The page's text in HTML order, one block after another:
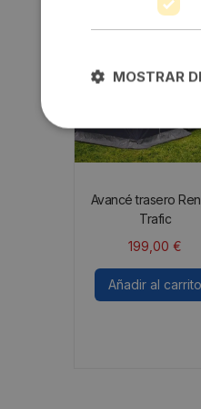
Avancé trasero
Trafic
199,00€
Añadir al carrito
MOSTRAR